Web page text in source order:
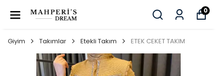
0
Giyim Takımlar Etekli Takım ETEK CEKET TAKIM